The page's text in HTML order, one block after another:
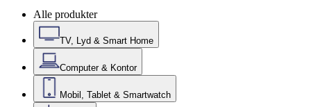
Alle produkter
TV, Lyd & Smart Home
Computer & Kontor
Mobil, Tablet & Smartwatch